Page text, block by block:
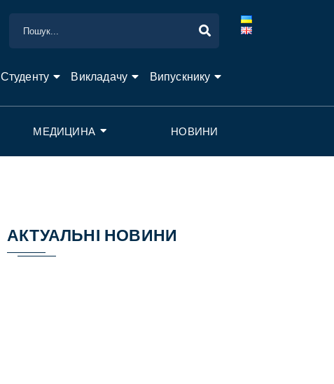
Студенту Викладачу Випускнику
МЕДИЦИНА НОВИНИ
АКТУАЛЬНІ НОВИНИ